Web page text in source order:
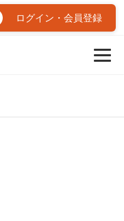
ログイン・会員登録